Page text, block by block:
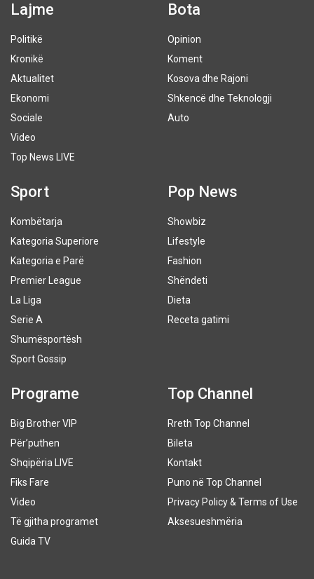
Lajme
Politikë
Kronikë
Aktualitet
Ekonomi
Sociale
Video
Top News LIVE
Bota
Opinion
Koment
Kosova dhe Rajoni
Shkencë dhe Teknologji
Auto
Sport
Kombëtarja
Kategoria Superiore
Kategoria e Parë
Premier League
La Liga
Serie A
Shumësportësh
Sport Gossip
Pop News
Showbiz
Lifestyle
Fashion
Shëndeti
Dieta
Receta gatimi
Programe
Big Brother VIP
Për’puthen
Shqipëria LIVE
Fiks Fare
Video
Të gjitha programet
Guida TV
Top Channel
Rreth Top Channel
Bileta
Kontakt
Puno në Top Channel
Privacy Policy & Terms of Use
Aksesueshmëria